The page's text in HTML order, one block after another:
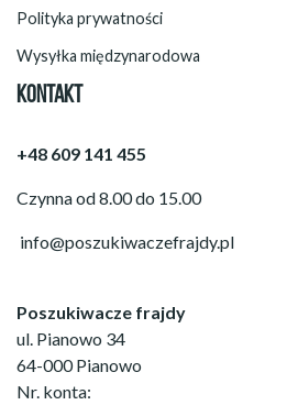
Polityka prywatności
Wysyłka międzynarodowa
KONTAKT
+48 609 141 455
Czynna od 8.00 do 15.00
info@poszukiwaczefrajdy.pl
Poszukiwacze frajdy
ul. Pianowo 34
64-000 Pianowo
Nr. konta: